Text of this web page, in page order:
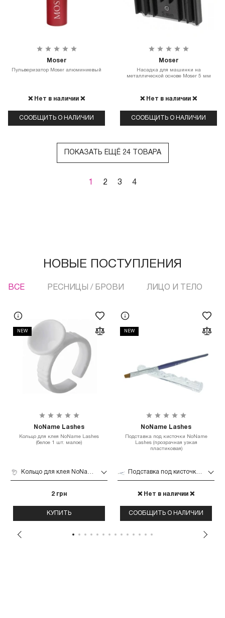
Moser
Пульверизатор Moser алюминиевый
❌ Нет в наличии ❌
СООБЩИТЬ О НАЛИЧИИ
Moser
Насадка для машинки на
металлической основе Moser 5 мм
❌ Нет в наличии ❌
СООБЩИТЬ О НАЛИЧИИ
ПОКАЗАТЬ ЕЩЁ 24 ТОВАРА
1 2 3 4
НОВЫЕ ПОСТУПЛЕНИЯ
ВСЕ РЕСНИЦЫ / БРОВИ ЛИЦО И ТЕЛО
NEW
NoName Lashes
Кольцо для клея NoName Lashes
(белое 1 шт. малое)
2 грн
КУПИТЬ
NEW
NoName Lashes
Подставка под кисточки NoName
Lashes (прозрачная узкая
пластиковая)
❌ Нет в наличии ❌
СООБЩИТЬ О НАЛИЧИИ